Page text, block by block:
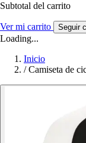
Subtotal del carrito
Ver mi carrito Seguir
Loading...
Inicio
/ Camiseta de